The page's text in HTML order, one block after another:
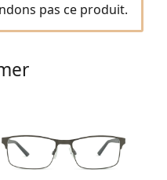
pas ce produit.